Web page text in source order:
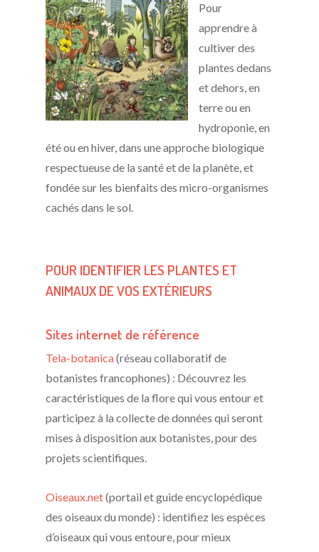
Pour
apprendre à
cultiver des
plantes dedans
et dehors, en
terre ou en
hydroponie, en
été ou en hiver, dans une approche biologique
respectueuse de la santé et de la planète, et
fondée sur les bienfaits des micro-organismes
cachés dans le sol.
POUR IDENTIFIER LES PLANTES ET
ANIMAUX DE VOS EXTÉRIEURS
Sites internet de référence
Tela-botanica(réseau collaboratif de
botanistes francophones) : Découvrez les
caractéristiques de la flore qui vous entour et
participez à la collecte de données qui seront
mises à disposition aux botanistes, pour des
projets scientifiques.
Oiseaux.net(portail et guide encyclopédique
des oiseaux du monde) : identifiez les espèces
d’oiseaux qui vous entoure, pour mieux